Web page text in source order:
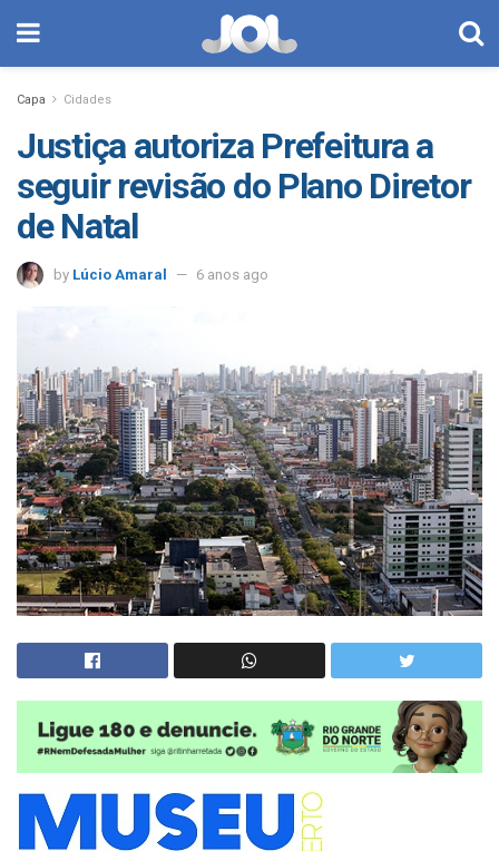
Capa Cidades
Justiça autoriza Prefeitura a
seguir revisão do Plano Diretor
de Natal
by Lúcio Amaral 6 anos ago